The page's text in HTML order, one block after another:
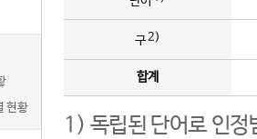
현황
구2)
합계
1) 독립된 단어로 인정